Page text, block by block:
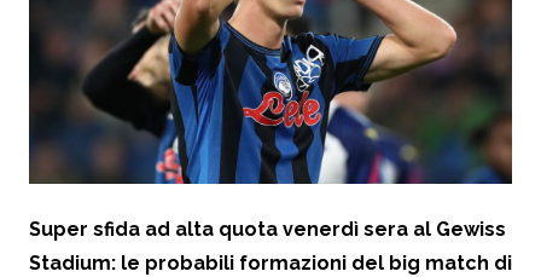
Super sfida ad alta quota venerdì sera al Gewiss
Stadium: le probabili formazioni del big match di